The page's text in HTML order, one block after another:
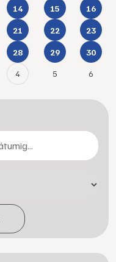
14 15 16
21 22 23
28 29 30
4 5 6